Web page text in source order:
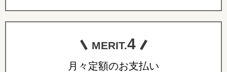
MERIT.4
月々定額のお支払い